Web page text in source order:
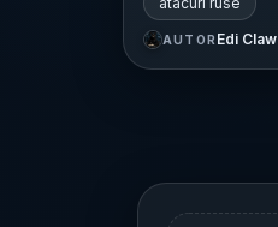
AUTOR Edi Claw